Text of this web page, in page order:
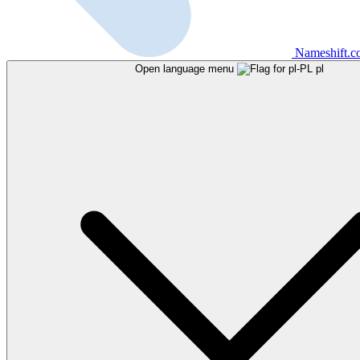
Open language menu pl